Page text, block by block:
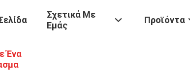
Σχετικά Με
Εμάς
Προϊόντα
ΈναΜε Καρβίδιο Του Ασβεστίου